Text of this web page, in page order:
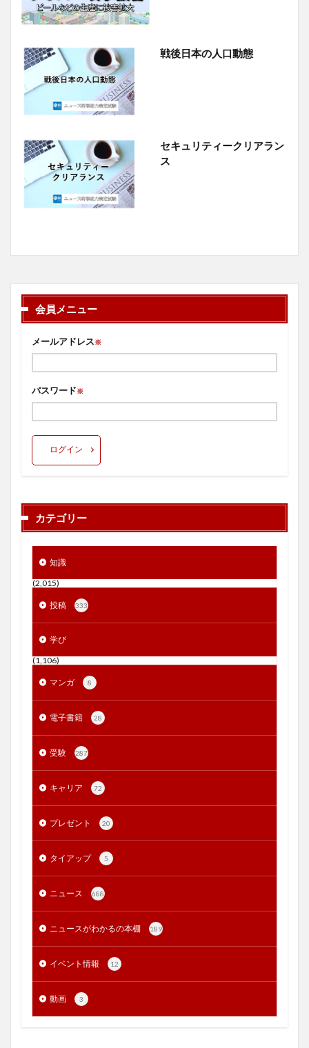
戦後日本の人口動態
セキュリティークリアラン
ス
会員メニュー
メールアドレス※
パスワード※
ログイン
カテゴリー
知識
(2,015)
投稿 333
学び
(1,106)
マンガ 8
電子書籍 28
受験 287
キャリア 72
プレゼント 20
タイアップ 5
ニュース 688
ニュースがわかるの本棚 189
イベント情報 12
動画 3